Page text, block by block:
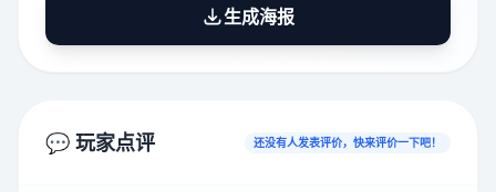
生成海报
💬 玩家点评 还没有人发表评价，快来评价一下吧！